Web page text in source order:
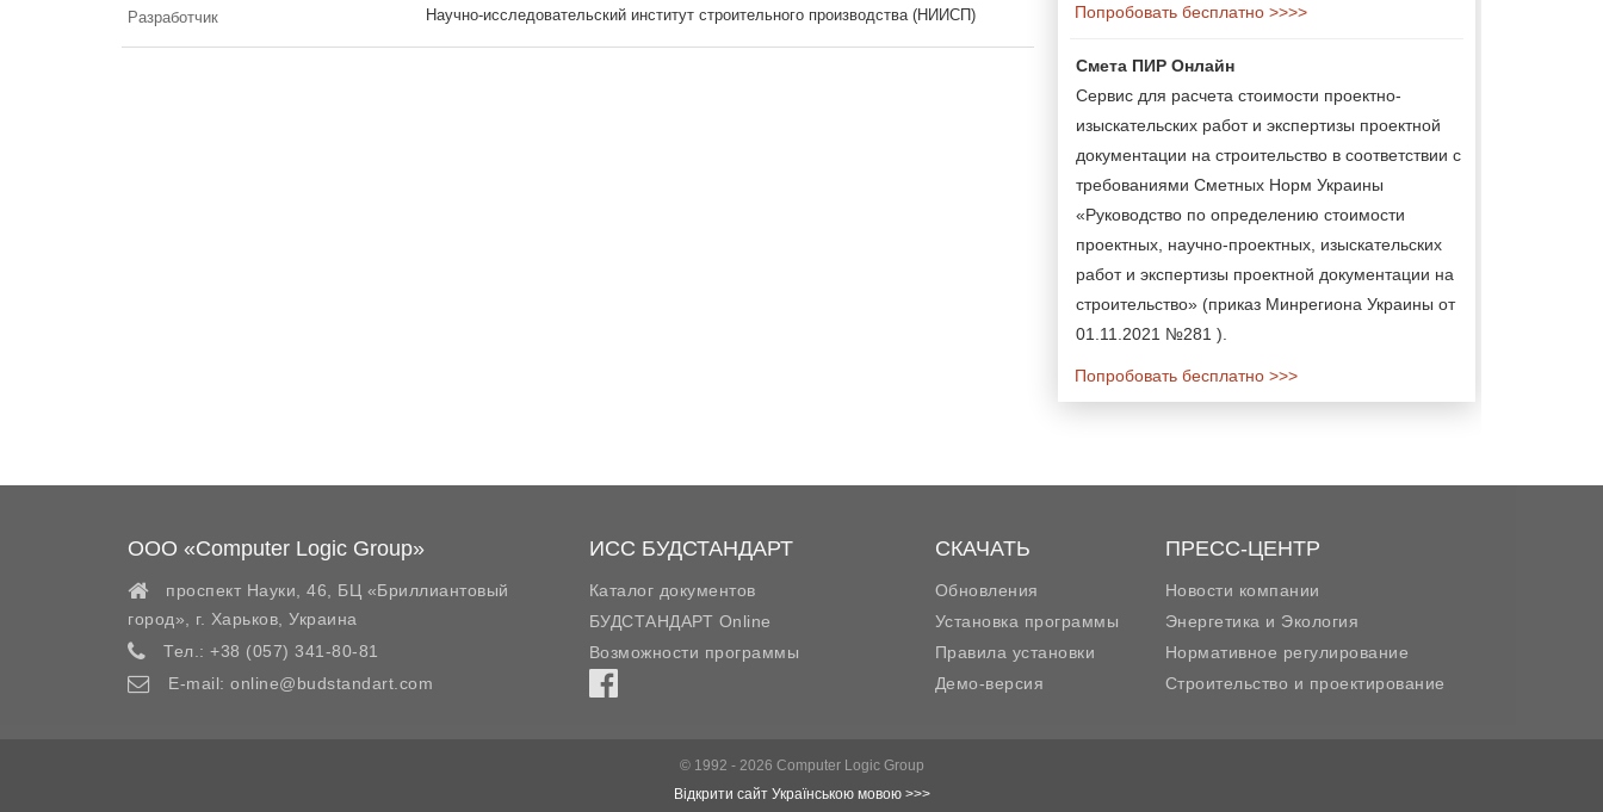
Разработчик Научно-исследовательский институт строительного производства (НИИСП) Попробовать бесплатно >>>>
Смета ПИР Онлайн
Сервис для расчета стоимости проектно-
изыскательских работ и экспертизы проектной
документации на строительство в соответствии с
требованиями Сметных Норм Украины
«Руководство по определению стоимости
проектных, научно-проектных, изыскательских
работ и экспертизы проектной документации на
строительство» (приказ Минрегиона Украины от
01.11.2021 №281 ).
Попробовать бесплатно >>>
ООО «Computer Logic Group»
проспект Науки, 46, БЦ «Бриллиантовый
город»,
г. Харьков Украина
Тел.: +38 (057) 341-80-81
E-mail: online@budstandart.com
ИСС БУДСТАНДАРТ
Каталог документов
БУДСТАНДАРТ Online
Возможности программы
СКАЧАТЬ
Обновления
Установка программы
Правила установки
Демо-версия
ПРЕСС-ЦЕНТР
Новости компании
Энергетика и Экология
Нормативное регулирование
Строительство и проектирование
© 1992 - 2026 Computer Logic Group
Відкрити сайт Українською мовою >>>